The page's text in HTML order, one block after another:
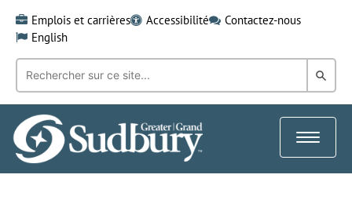
content
Emplois et carrières Accessibilité
Contactez-nous
English
Recherche
mot-
clé:
dans
Toggle